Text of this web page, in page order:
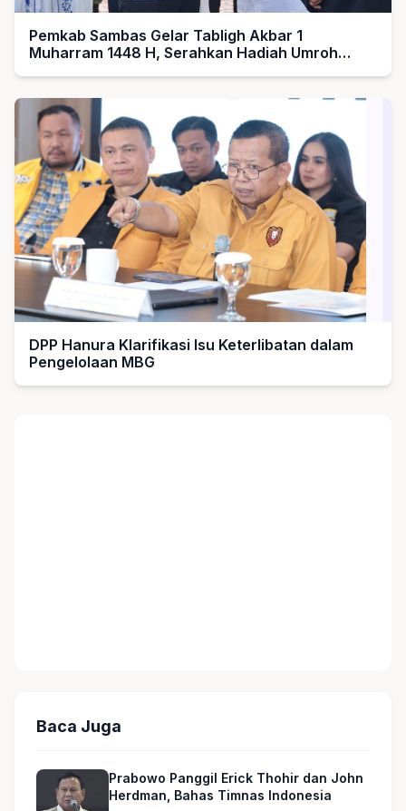
Pemkab Sambas Gelar Tabligh Akbar 1
Muharram 1448 H, Serahkan Hadiah Umroh
DPP Hanura Klarifikasi Isu Keterlibatan dalam
Pengelolaan MBG
Baca Juga
Prabowo Panggil Erick Thohir dan John
Herdman, Bahas Timnas Indonesia